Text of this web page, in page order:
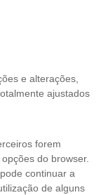
e alterações,
ajustados
forem
do browser.
continuar a
de alguns